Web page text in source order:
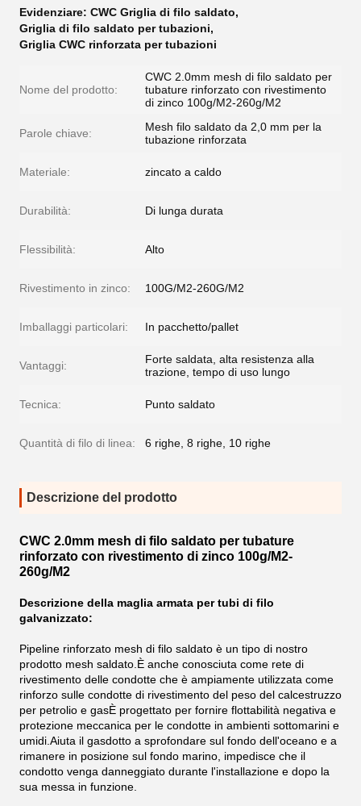
Evidenziare: CWC Griglia di filo saldato,
Griglia di filo saldato per tubazioni,
Griglia CWC rinforzata per tubazioni
Nome del prodotto:
CWC 2.0mm mesh di filo saldato per
tubature rinforzato con rivestimento
di zinco 100g/M2-260g/M2
Parole chiave:
Mesh filo saldato da 2,0 mm per la
tubazione rinforzata
Materiale: zincato a caldo
Durabilità: Di lunga durata
Flessibilità: Alto
Rivestimento in zinco: 100G/M2-260G/M2
Imballaggi particolari: In pacchetto/pallet
Vantaggi:
Forte saldata, alta resistenza alla
trazione, tempo di uso lungo
Tecnica: Punto saldato
Quantità di filo di linea: 6 righe, 8 righe, 10 righe
Descrizione del prodotto
CWC 2.0mm mesh di filo saldato per tubature
rinforzato con rivestimento di zinco 100g/M2-
260g/M2
Descrizione della maglia armata per tubi di filo
galvanizzato:
Pipeline rinforzato mesh di filo saldato è un tipo di nostro
prodotto mesh saldato.È anche conosciuta come rete di
rivestimento delle condotte che è ampiamente utilizzata come
rinforzo sulle condotte di rivestimento del peso del calcestruzzo
per petrolio e gasÈ progettato per fornire flottabilità negativa e
protezione meccanica per le condotte in ambienti sottomarini e
umidi.Aiuta il gasdotto a sprofondare sul fondo dell'oceano e a
rimanere in posizione sul fondo marino, impedisce che il
condotto venga danneggiato durante l'installazione e dopo la
sua messa in funzione.